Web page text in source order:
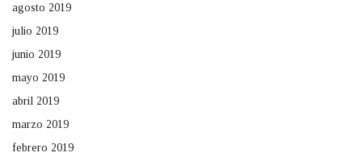
agosto 2019
julio 2019
junio 2019
mayo 2019
abril 2019
marzo 2019
febrero 2019